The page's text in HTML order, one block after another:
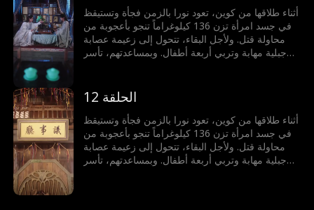
أثناء طلاقها من كوين، تعود نورا بالزمن فجأة وتستيقظ
في جسد امرأة تزن 136 كيلوغراماً تنجو بأعجوبة من
محاولة قتل. ولأجل البقاء، تتحول إلى زعيمة عصابة
جبلية مهابة وتربي أربعة أطفال. وبمساعدتهم، تأسر
الحلقة 12
أثناء طلاقها من كوين، تعود نورا بالزمن فجأة وتستيقظ
في جسد امرأة تزن 136 كيلوغراماً تنجو بأعجوبة من
محاولة قتل. ولأجل البقاء، تتحول إلى زعيمة عصابة
جبلية مهابة وتربي أربعة أطفال. وبمساعدتهم، تأسر